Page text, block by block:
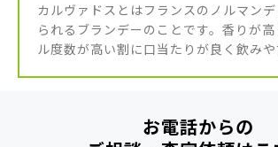
カルヴァドスとはフランスのノルマン
られるブランデーのことです。香りが
ル度数が高い割に口当たりが良く飲み
お電話からの